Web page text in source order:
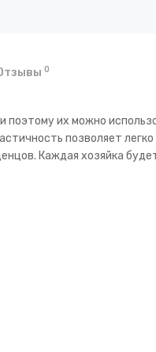
0
их можно
позволяет
Каждая хозяйка